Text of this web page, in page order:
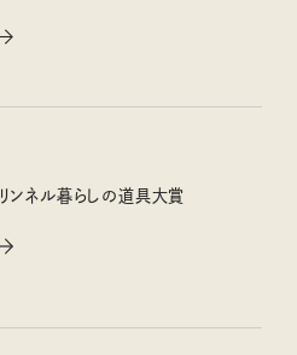
リンネル暮らしの道具大賞